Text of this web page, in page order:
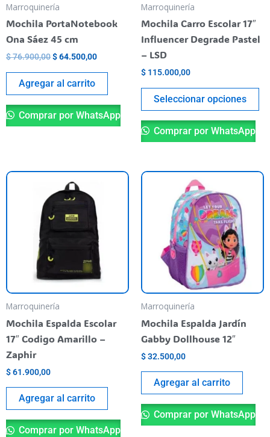
Marroquinería
Mochila PortaNotebook
Ona Sáez 45 cm
$76.900,00$64.500,00
Agregar al carrito
Comprar por WhatsApp
Marroquinería
Mochila Carro Escolar 17″
Influencer Degrade Pastel
– LSD
$ 115.000,00
Seleccionar opciones
en
Comprar por WhatsApp
Marroquinería
Mochila Espalda Escolar
17″ Codigo Amarillo –
Zaphir
$61.900,00
Agregar al carrito
Comprar por WhatsApp
Marroquinería
Mochila Espalda Jardín
Gabby Dollhouse 12″
$32.500,00
Agregar al carrito
Comprar por WhatsApp